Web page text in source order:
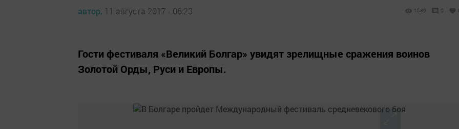
автор, 11 августа 2017 - 06:23 1589 0
Гости фестиваля «Великий Болгар» увидят зрелищные сражения воинов
Золотой Орды, Руси и Европы.